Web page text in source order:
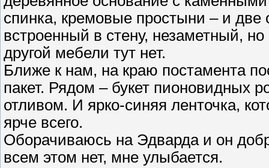
спинка, кремовые простыни – и
встроенный в стену, незаметный,
другой мебели тут нет.
Ближе к нам, на краю постамента
пакет. Рядом – букет пионовидных
отливом. И ярко-синяя ленточка,
ярче всего.
Оборачиваюсь на Эдварда и он
всем этом нет, мне улыбается.